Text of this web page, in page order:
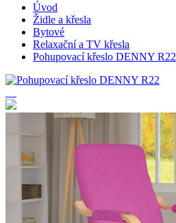
Úvod
Židle a křesla
Bytové
Relaxační a TV křesla
Pohupovací křeslo DENNY R22